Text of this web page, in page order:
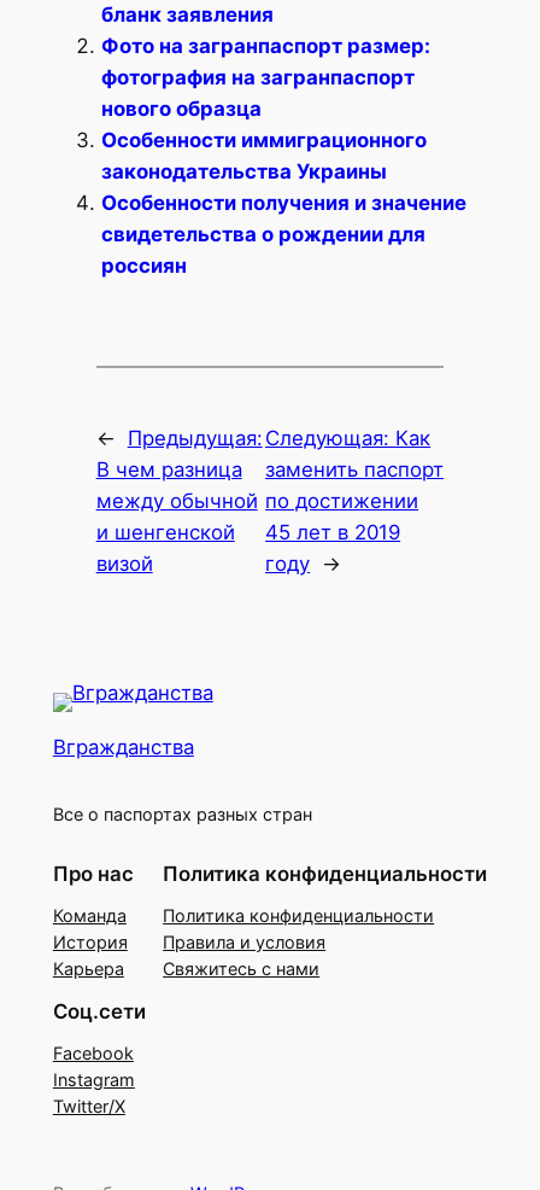
бланк заявления
Фото на загранпаспорт размер:
фотография на загранпаспорт
нового образца
Особенности иммиграционного
законодательства Украины
Особенности получения и значение
свидетельства о рождении для
россиян
←
Предыдущая:
В чем разница
между обычной
и шенгенской
визой
Следующая: Как
заменить паспорт
по достижении
45 лет в 2019
году →
Вгражданства
Все о паспортах разных стран
Про нас
Команда
История
Карьера
Политика конфиденциальности
Политика конфиденциальности
Правила и условия
Свяжитесь с нами
Соц.сети
Facebook
Instagram
Twitter/X